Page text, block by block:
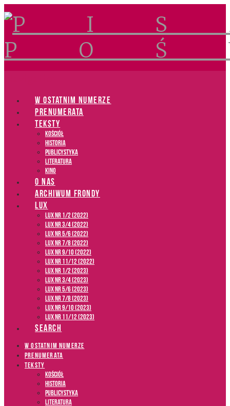
W OSTATNIM NUMERZE
PRENUMERATA
TEKSTY
Kościół
Historia
Publicystyka
Literatura
Kino
O NAS
ARCHIWUM FRONDY
LUX
LUX NR 1/2 (2022)
LUX NR 3/4 (2022)
LUX NR 5/6 (2022)
LUX NR 7/8 (2022)
LUX nr 9/10 (2022)
LUX NR 11/12 (2022)
LUX NR 1/2 (2023)
LUX NR 3/4 (2023)
LUX NR 5/6 (2023)
LUX NR 7/8 (2023)
LUX NR 9/10 (2023)
LUX NR 11/12 (2023)
SEARCH
W OSTATNIM NUMERZE
PRENUMERATA
TEKSTY
Kościół
Historia
Publicystyka
Literatura